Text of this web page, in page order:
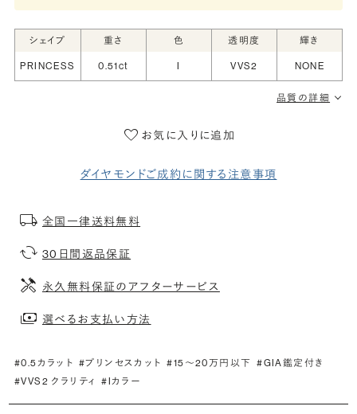
シェイプ 重さ 色 透明度 輝き
PRINCESS 0.51ct I VVS2 NONE
品質の詳細
お気に入りに追加
ダイヤモンドご成約に関する注意事項
全国一律送料無料
30日間返品保証
永久無料保証のアフターサービス
選べるお支払い方法
#0.5カラット #プリンセスカット #15〜20万円以下 #GIA鑑定付き
#VVS2 クラリティ
#Iカラー